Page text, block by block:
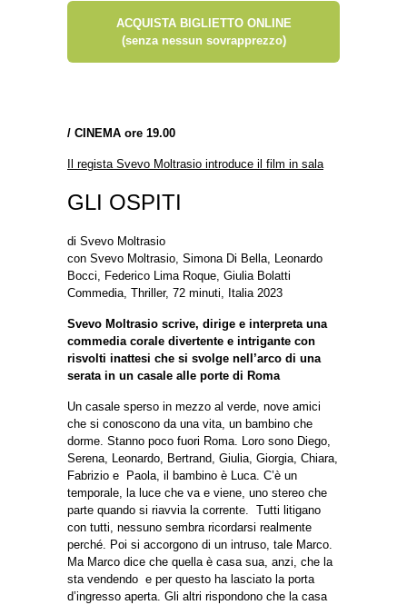
ACQUISTA BIGLIETTO ONLINE
(senza nessun sovrapprezzo)
/ CINEMA ore 19.00
Il regista Svevo Moltrasio introduce il film in sala
GLI OSPITI
di Svevo Moltrasio
con Svevo Moltrasio, Simona Di Bella, Leonardo
Bocci, Federico Lima Roque, Giulia Bolatti
Commedia, Thriller, 72 minuti, Italia 2023
Svevo Moltrasio scrive, dirige e interpreta una
commedia corale divertente e intrigante con
risvolti inattesi che si svolge nell’arco di una
serata in un casale alle porte di Roma
Un casale sperso in mezzo al verde, nove amici
che si conoscono da una vita, un bambino che
dorme. Stanno poco fuori Roma. Loro sono Diego,
Serena, Leonardo, Bertrand, Giulia, Giorgia, Chiara,
Fabrizio e Paola, il bambino è Luca. C’è un
temporale, la luce che va e viene, uno stereo che
parte quando si riavvia la corrente. Tutti litigano
con tutti, nessuno sembra ricordarsi realmente
perché. Poi si accorgono di un intruso, tale Marco.
Ma Marco dice che quella è casa sua, anzi, che la
sta vendendo e per questo ha lasciato la porta
d’ingresso aperta. Gli altri rispondono che la casa